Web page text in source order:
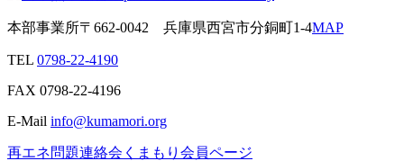
本部事業所〒662-0042 兵庫県西宮市分銅町1-4MAP
TEL 0798-22-4190
FAX 0798-22-4196
E-Mail info@kumamori.org
再エネ問題連絡会 くまもり会員ページ